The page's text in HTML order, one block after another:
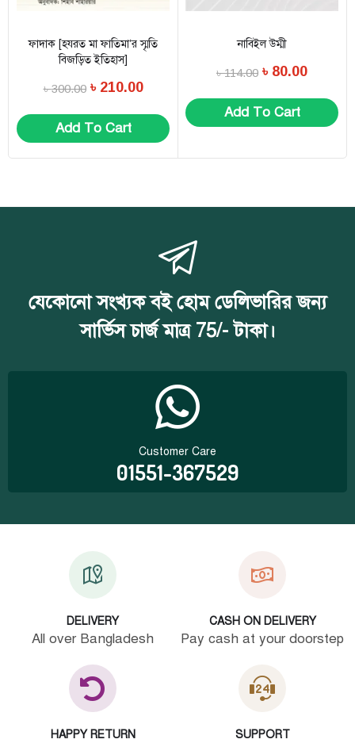
ফাদাক [হযরত মা ফাতিমা’র স্মৃতি
বিজড়িত ইতিহাস]
৳300.00 ৳ 210.00
Add To Cart
নাবিইল উম্মী
৳114.00 ৳ 80.00
Add To Cart
যেকোনো সংখ্যক বই হোম ডেলিভারির জন্য
সার্ভিস চার্জ মাত্র 75/- টাকা।
Customer Care
01551-367529
DELIVERY
All over Bangladesh
CASH ON DELIVERY
Pay cash at your doorstep
HAPPY RETURN SUPPORT